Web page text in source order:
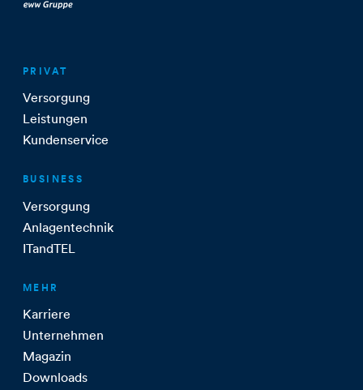
PRIVAT
Versorgung
Leistungen
Kundenservice
BUSINESS
Versorgung
Anlagentechnik
ITandTEL
MEHR
Karriere
Unternehmen
Magazin
Downloads